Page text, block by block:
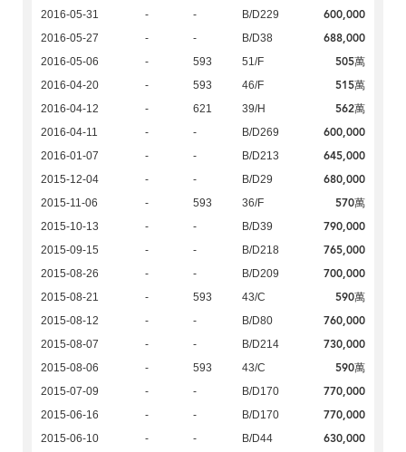
2016-05-31 - - B/D229 600,000
2016-05-27 - - B/D38 688,000
2016-05-06 - 593 51/F 505萬
2016-04-20 - 593 46/F 515萬
2016-04-12 - 621 39/H 562萬
2016-04-11 - - B/D269 600,000
2016-01-07 - - B/D213 645,000
2015-12-04 - - B/D29 680,000
2015-11-06 - 593 36/F 570萬
2015-10-13 - - B/D39 790,000
2015-09-15 - - B/D218 765,000
2015-08-26 - - B/D209 700,000
2015-08-21 - 593 43/C 590萬
2015-08-12 - - B/D80 760,000
2015-08-07 - - B/D214 730,000
2015-08-06 - 593 43/C 590萬
2015-07-09 - - B/D170 770,000
2015-06-16 - - B/D170 770,000
2015-06-10 - - B/D44 630,000